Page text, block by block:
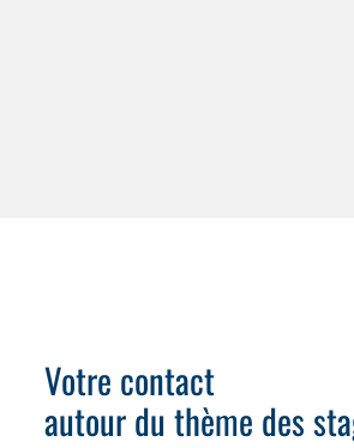
Votre contact
autour du thème des